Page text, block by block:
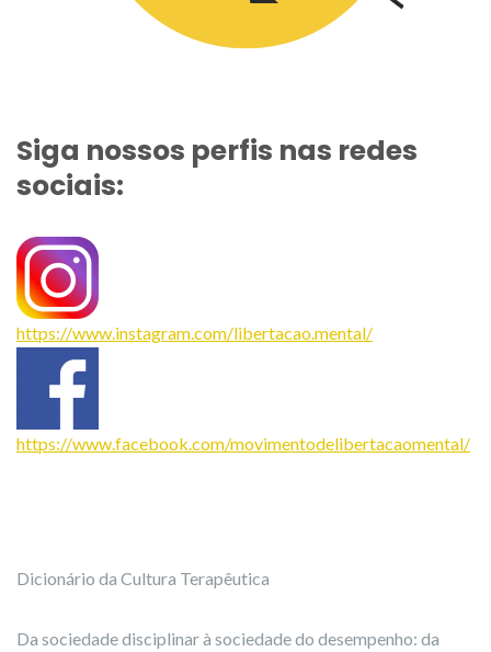
Siga nossos perfis nas redes
sociais:
https://www.instagram.com/libertacao.mental/
https://www.facebook.com/movimentodelibertacaomental/
Dicionário da Cultura Terapêutica
Da sociedade disciplinar à sociedade do desempenho: da